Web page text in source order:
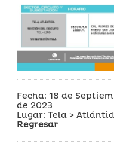
Fecha: 18 de
de 2023
Lugar: Tela >
Regresar